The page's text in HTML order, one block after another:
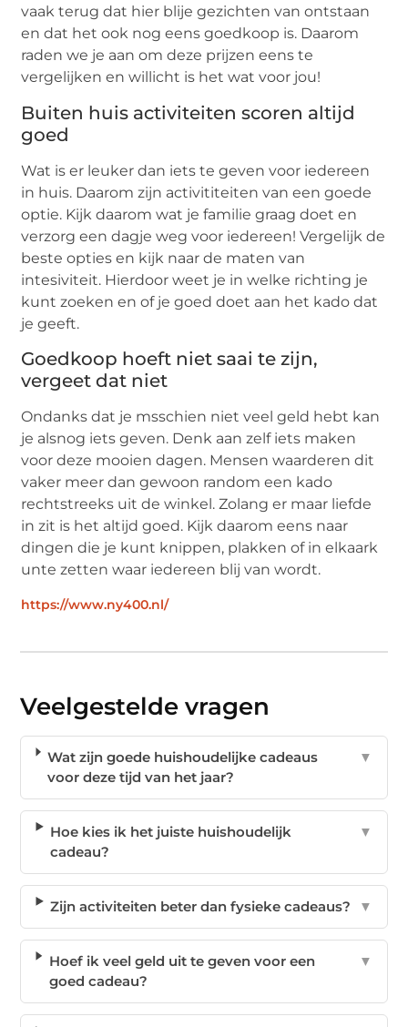
vaak terug dat hier blije gezichten van ontstaan
en dat het ook nog eens goedkoop is. Daarom
raden we je aan om deze prijzen eens te
vergelijken en willicht is het wat voor jou!
Buiten huis activiteiten scoren altijd
goed
Wat is er leuker dan iets te geven voor iedereen
in huis. Daarom zijn activititeiten van een goede
optie. Kijk daarom wat je familie graag doet en
verzorg een dagje weg voor iedereen! Vergelijk de
beste opties en kijk naar de maten van
intesiviteit. Hierdoor weet je in welke richting je
kunt zoeken en of je goed doet aan het kado dat
je geeft.
Goedkoop hoeft niet saai te zijn,
vergeet dat niet
Ondanks dat je msschien niet veel geld hebt kan
je alsnog iets geven. Denk aan zelf iets maken
voor deze mooien dagen. Mensen waarderen dit
vaker meer dan gewoon random een kado
rechtstreeks uit de winkel. Zolang er maar liefde
in zit is het altijd goed. Kijk daarom eens naar
dingen die je kunt knippen, plakken of in elkaark
unte zetten waar iedereen blij van wordt.
https://www.ny400.nl/
Veelgestelde vragen
Wat zijn goede huishoudelijke cadeaus
voor deze tijd van het jaar?
▼
Hoe kies ik het juiste huishoudelijk
cadeau?
▼
Zijn activiteiten beter dan fysieke cadeaus? ▼
Hoef ik veel geld uit te geven voor een
goed cadeau?
▼